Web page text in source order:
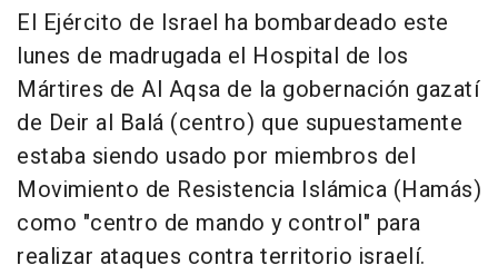
El Ejército de Israel ha bombardeado este
lunes de madrugada el Hospital de los
Mártires de Al Aqsa de la gobernación gazatí
de Deir al Balá (centro) que supuestamente
estaba siendo usado por miembros del
Movimiento de Resistencia Islámica (Hamás)
como "centro de mando y control" para
realizar ataques contra territorio israelí.